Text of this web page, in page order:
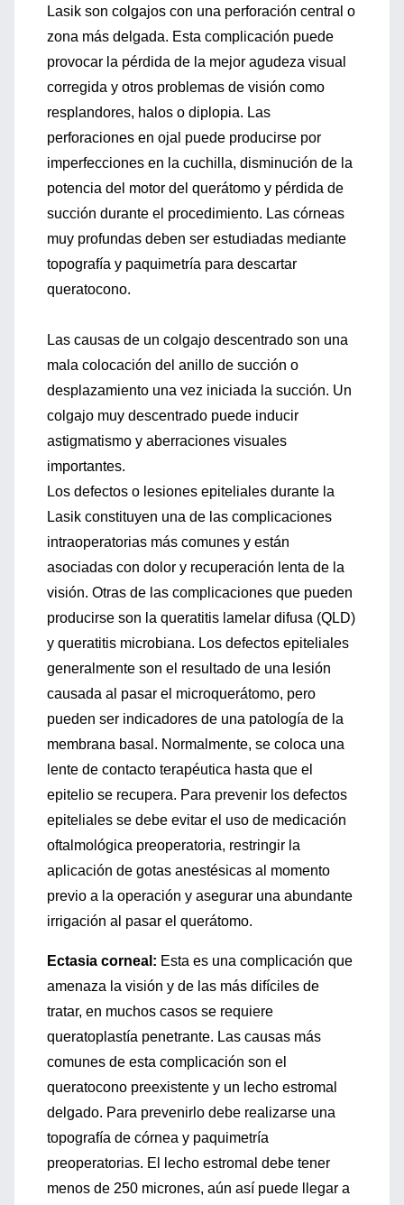
Lasik son colgajos con una perforación central o
zona más delgada. Esta complicación puede
provocar la pérdida de la mejor agudeza visual
corregida y otros problemas de visión como
resplandores, halos o diplopia. Las
perforaciones en ojal puede producirse por
imperfecciones en la cuchilla, disminución de la
potencia del motor del querátomo y pérdida de
succión durante el procedimiento. Las córneas
muy profundas deben ser estudiadas mediante
topografía y paquimetría para descartar
queratocono.
Las causas de un colgajo descentrado son una
mala colocación del anillo de succión o
desplazamiento una vez iniciada la succión. Un
colgajo muy descentrado puede inducir
astigmatismo y aberraciones visuales
importantes.
Los defectos o lesiones epiteliales durante la
Lasik constituyen una de las complicaciones
intraoperatorias más comunes y están
asociadas con dolor y recuperación lenta de la
visión. Otras de las complicaciones que pueden
producirse son la queratitis lamelar difusa (QLD)
y queratitis microbiana. Los defectos epiteliales
generalmente son el resultado de una lesión
causada al pasar el microquerátomo, pero
pueden ser indicadores de una patología de la
membrana basal. Normalmente, se coloca una
lente de contacto terapéutica hasta que el
epitelio se recupera. Para prevenir los defectos
epiteliales se debe evitar el uso de medicación
oftalmológica preoperatoria, restringir la
aplicación de gotas anestésicas al momento
previo a la operación y asegurar una abundante
irrigación al pasar el querátomo.
Ectasia corneal: Esta es una complicación que
amenaza la visión y de las más difíciles de
tratar, en muchos casos se requiere
queratoplastía penetrante. Las causas más
comunes de esta complicación son el
queratocono preexistente y un lecho estromal
delgado. Para prevenirlo debe realizarse una
topografía de córnea y paquimetría
preoperatorias. El lecho estromal debe tener
menos de 250 micrones, aún así puede llegar a